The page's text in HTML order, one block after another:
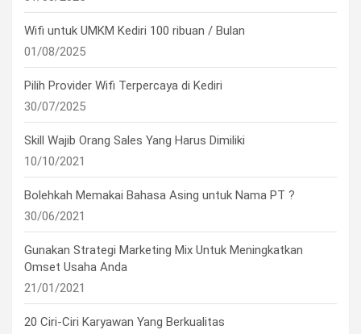
Wifi untuk UMKM Kediri 100 ribuan / Bulan
01/08/2025
Pilih Provider Wifi Terpercaya di Kediri
30/07/2025
Skill Wajib Orang Sales Yang Harus Dimiliki
10/10/2021
Bolehkah Memakai Bahasa Asing untuk Nama PT ?
30/06/2021
Gunakan Strategi Marketing Mix Untuk Meningkatkan
Omset Usaha Anda
21/01/2021
20 Ciri-Ciri Karyawan Yang Berkualitas